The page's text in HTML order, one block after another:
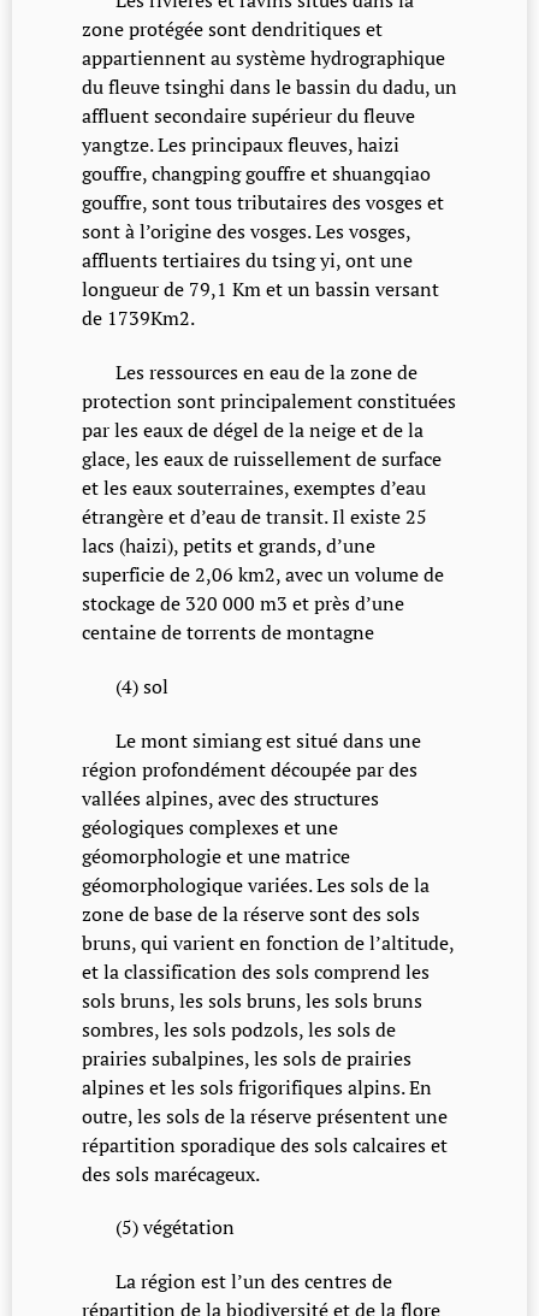
zone protégée sont dendritiques et
appartiennent au système hydrographique
du fleuve tsinghi dans le bassin du dadu, un
affluent secondaire supérieur du fleuve
yangtze. Les principaux fleuves, haizi
gouffre, changping gouffre et shuangqiao
gouffre, sont tous tributaires des vosges et
sont à l’origine des vosges. Les vosges,
affluents tertiaires du tsing yi, ont une
longueur de 79,1 Km et un bassin versant
de 1739Km2.
Les ressources en eau de la zone de
protection sont principalement constituées
par les eaux de dégel de la neige et de la
glace, les eaux de ruissellement de surface
et les eaux souterraines, exemptes d’eau
étrangère et d’eau de transit. Il existe 25
lacs (haizi), petits et grands, d’une
superficie de 2,06 km2, avec un volume de
stockage de 320 000 m3 et près d’une
centaine de torrents de montagne
(4) sol
Le mont simiang est situé dans une
région profondément découpée par des
vallées alpines, avec des structures
géologiques complexes et une
géomorphologie et une matrice
géomorphologique variées. Les sols de la
zone de base de la réserve sont des sols
bruns, qui varient en fonction de l’altitude,
et la classification des sols comprend les
sols bruns, les sols bruns, les sols bruns
sombres, les sols podzols, les sols de
prairies subalpines, les sols de prairies
alpines et les sols frigorifiques alpins. En
outre, les sols de la réserve présentent une
répartition sporadique des sols calcaires et
des sols marécageux.
(5) végétation
La région est l’un des centres de
répartition de la biodiversité et de la flore